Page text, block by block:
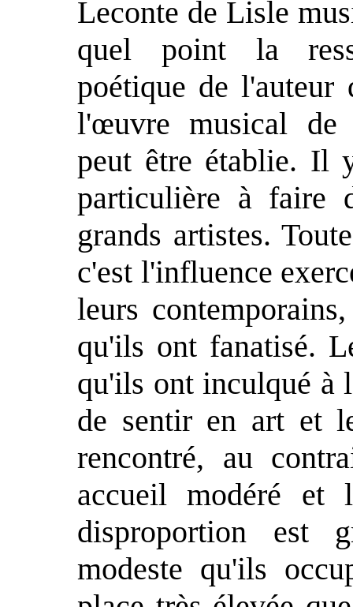
Leconte de Lisle
quel point la
poétique de l'auteur
l'œuvre musical de
peut être établie. Il
particulière à faire
grands artistes.
c'est l'influence
leurs
qu'ils ont fanatisé.
qu'ils ont inculqué à
de sentir en art et
rencontré, au
accueil modéré et
disproportion est
modeste qu'ils